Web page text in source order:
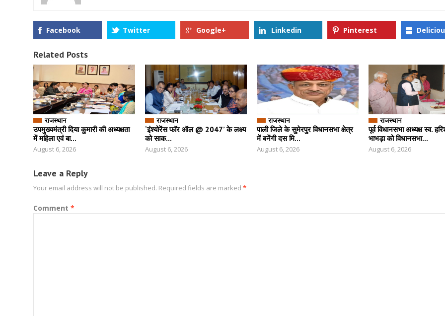
Facebook Twitter Google+ Linkedin Pinterest
Related Posts
राजस्थान
उपमुख्यमंत्री दिया कुमारी की अध्यक्षता
में महिला एवं बा...
August 6, 2026
राजस्थान
‘इंश्योरेंस फॉर ऑल @ 2047’ के लक्ष्य
को साक...
August 6, 2026
राजस्थान
पाली जिले के सुमेरपुर विधानसभा क्षेत्र
में बनेंगी दस मि...
August 6, 2026
राजस्थान
पूर्व विधानसभा अध्यक्ष स्व.
भाभड़ा को विधानसभा...
August 6, 2026
Leave a Reply
Your email address will not be published. Required fields are marked *
Comment *